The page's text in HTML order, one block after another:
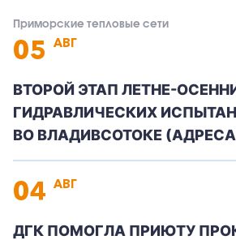
Приморские тепловые сети
05 АВГ
ВТОРОЙ ЭТАП ЛЕТНЕ-
ГИДРАВЛИЧЕСКИХ
ВО ВЛАДИВСОТОКЕ
04 АВГ
ДГК ПОМОГЛА ПРИЮТУ